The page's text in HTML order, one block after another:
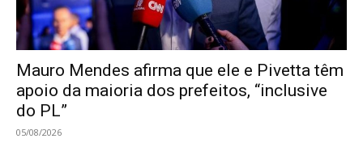
Mauro Mendes afirma que ele e Pivetta têm
apoio da maioria dos prefeitos, “inclusive
do PL”
05/08/2026